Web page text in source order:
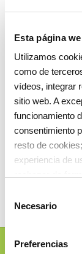
Esta página
Utilizamos
como de
vídeos, integrar
sitio web. A
funcionamiento
consentimiento
resto de
experiencia de
nuestraPolítica
Necesario
Preferencias
sentirse
uno, en